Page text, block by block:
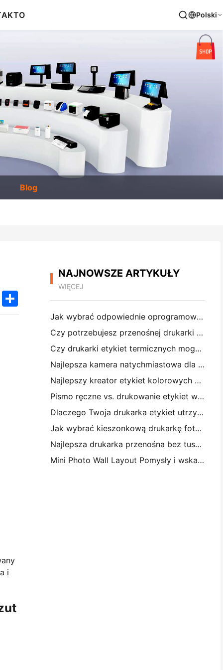
O Polski
Blog
TwitterShare
i
NAJNOWSZE ARTYKUŁY
WIĘCEJ
Jak wybrać odpowiednie oprogramowanie restauracyjne dla małej lub średniej restauracji
Czy potrzebujesz przenośnej drukarki A4 do faktur magazynowych? Co naprawdę działa
Czy drukarki etykiet termicznych mogą tworzyć wodoodporne etykiety dla produktów małych firm?
Najlepsza kamera natychmiastowa dla początkujących, którzy nie chcą marnować papieru
Najlepszy kreator etykiet kolorowych do dziennikarstwa i scrapbooking: dodaj więcej kolorów do każdej strony
Pismo ręczne vs. drukowanie etykiet wysyłkowych: wskazówki dla małych firm w 2026 roku
Dlaczego Twoja drukarka etykiet utrzymuje blokowanie?
Jak wybrać kieszonkową drukarkę fotograficzną: Kompletny przewodnik dla użytkowników dziennikarstwa, podróży i iPhone'a
Najlepsza drukarka przenośna bez tuszu do podróży, szkoły i pracy mobilnej: Hanin MT620 Pro Review
Mini Photo Wall Layout Pomysły i wskazówki na dekorację sypialni i dormitorium